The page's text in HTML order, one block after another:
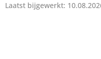
Laatst bijgewerkt: